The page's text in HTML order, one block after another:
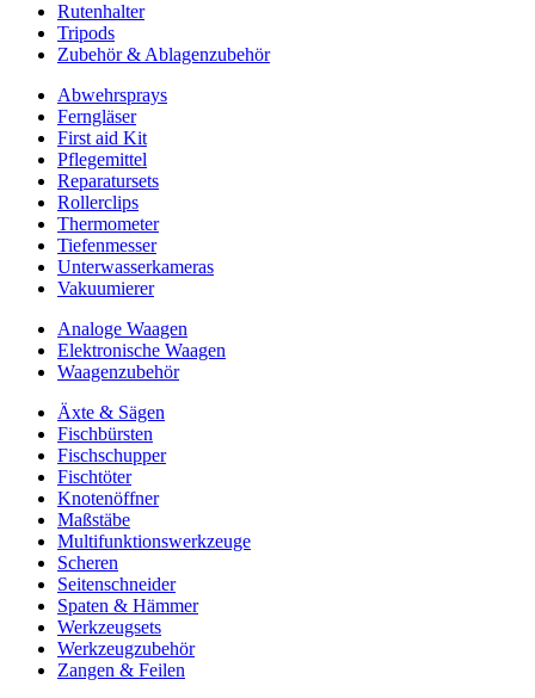
Rutenhalter
Tripods
Zubehör & Ablagenzubehör
Abwehrsprays
Ferngläser
First aid Kit
Pflegemittel
Reparatursets
Rollerclips
Thermometer
Tiefenmesser
Unterwasserkameras
Vakuumierer
Analoge Waagen
Elektronische Waagen
Waagenzubehör
Äxte & Sägen
Fischbürsten
Fischschupper
Fischtöter
Knotenöffner
Maßstäbe
Multifunktionswerkzeuge
Scheren
Seitenschneider
Spaten & Hämmer
Werkzeugsets
Werkzeugzubehör
Zangen & Feilen